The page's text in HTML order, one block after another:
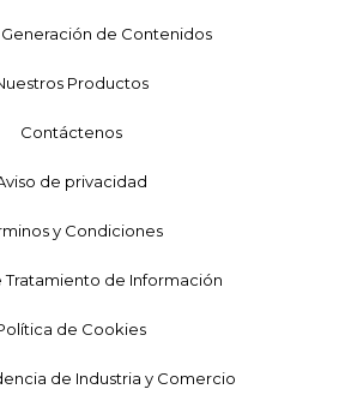
de Contenidos
Productos
Contáctenos
de privacidad
y Condiciones
Tratamiento de Información
de Cookies
de Industria y Comercio